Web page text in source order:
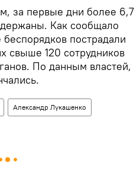
за первые дни более 6,7
Как сообщало
пострадали
свыше 120 сотрудников
По данным властей,
Александр Лукашенко